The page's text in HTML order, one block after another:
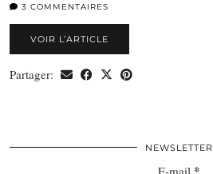
3 COMMENTAIRES
VOIR L’ARTICLE
Partager:
NEWSLETTER
E-mail *